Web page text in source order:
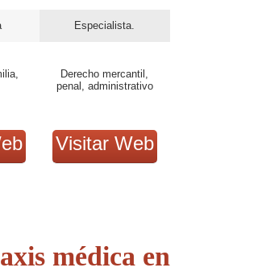
Especialista.
Derecho mercantil,
penal, administrativo
Visitar Web
médica en